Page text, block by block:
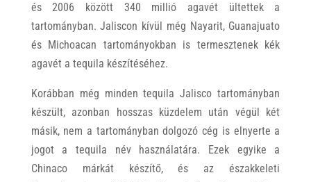
és 2006 között 340 millió agavét ültettek a
tartományban. Jaliscon kívül még Nayarit, Guanajuato
és Michoacan tartományokban is termesztenek kék
agavét a tequila készítéséhez.
Korábban még minden tequila Jalisco tartományban
készült, azonban hosszas küzdelem után végül két
másik, nem a tartományban dolgozó cég is elnyerte a
jogot a tequila név használatára. Ezek egyike a
Chinaco márkát készítő, és az északkeleti